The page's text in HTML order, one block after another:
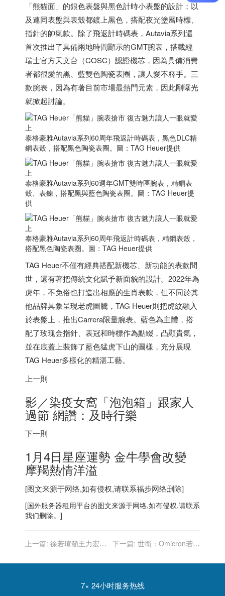
「熊貓面」的銀色表盤與黑色計時小表盤的設計；以
及連同表盤與表殼都鍍上黑色，搭配夜光塗層時標、
指針的帥氣款。除了飛返計時碼表，Autavia系列還
首次推出了具備兩地時間顯示的GMT腕表，搭載經
瑞士官方天文台（COSC）認證機芯，因為具備消費
者都很愛的黑、藍雙色陶瓷表圈，讓人愛不釋手。三
款腕表，因為有著目前市場最熱門元素，因此剛曝光
就掀起討論。
泰格豪雅Autavia系列60周年飛返計時碼表，黑色DLC精
鋼表殼，搭配黑色陶瓷表圈。圖：TAG Heuer提供
泰格豪雅Autavia系列60週年GMT雙時區腕表，精鋼表
殼、表鍊，搭配黑與藍色陶瓷表圈。圖：TAG Heuer提
供
泰格豪雅Autavia系列60周年飛返計時碼表，精鋼表殼，
搭配黑色陶瓷表圈。圖：TAG Heuer提供
TAG Heuer不僅有經典搭配新機芯、新功能的表款問
世，還有著把傳統文化賦予新面貌的設計。2022年為
虎年，不免俗也打造出相應的生肖表款，但不同於其
他品牌具象呈現老虎圖騰，TAG Heuer則把虎紋融入
於表盤上，推出Carrera限量腕表。藍色為主體，搭
配了玫瑰金指針、表冠和時標作為點綴，凸顯貴氣，
並在底蓋上裝飾了藍色猛虎下山的圖樣，充分展現
TAG Heuer多樣化的精湛工藝。
上一則
影／染疫女窩「泡泡箱」跟家人
過節 網讚：及時行樂
下一則
1月4日星座運勢 金牛學會改變
摩羯熱情洋溢
[图文来源于网络,如有侵权,请联系福步网络删除]
[国外服务器租用平台的图文来源于网络,如有侵权,请联系
我们删除。]
上一篇: 徐若瑄籲王力宏勿
下一篇: 世衛：Omicron若進
增
7× 24小时服务热线